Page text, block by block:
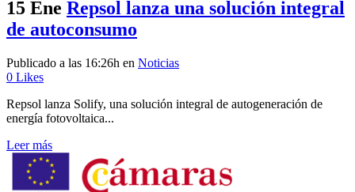
15 Ene Repsol lanza una solución integral
de autoconsumo
Publicado a las 16:26h en Noticias
0 Likes
Repsol lanza Solify, una solución integral de autogeneración de
energía fotovoltaica...
Leer más